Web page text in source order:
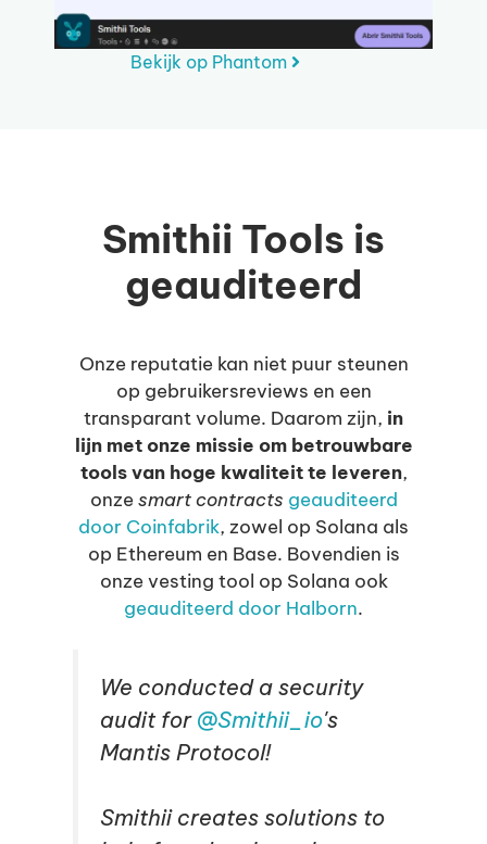
Bekijk op Phantom
Smithii Tools is
geauditeerd
Onze reputatie kan niet puur steunen
op gebruikersreviews en een
transparant volume. Daarom zijn, in
lijn met onze missie om betrouwbare
tools van hoge kwaliteit te leveren,
onzesmart contracts geauditeerd
door Coinfabrik, zowel op Solana als
op Ethereum en Base. Bovendien is
onze vesting tool op Solana ook
geauditeerd door Halborn.
We conducted a security
audit for @Smithii_io's
Mantis Protocol!
Smithii creates solutions to